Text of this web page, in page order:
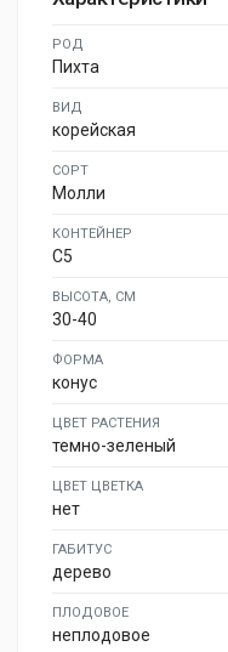
РОД
Пихта
ВИД
корейская
СОРТ
Молли
КОНТЕЙНЕР
C5
ВЫСОТА, СМ
30-40
ФОРМА
конус
ЦВЕТ РАСТЕНИЯ
темно-зеленый
ЦВЕТ ЦВЕТКА
нет
ГАБИТУС
дерево
ПЛОДОВОЕ
неплодовое